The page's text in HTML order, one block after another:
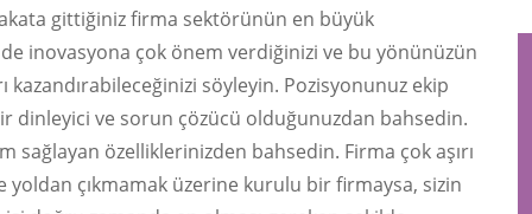
gittiğiniz firma sektörünün en büyük
inovasyona çok önem verdiğinizi ve bu yönünüzün
kazandırabileceğinizi söyleyin. Pozisyonunuz ekip
dinleyici ve sorun çözücü olduğunuzdan bahsedin.
sağlayan özelliklerinizden bahsedin. Firma çok aşırı
çıkmamak üzerine kurulu bir firmaysa, sizin